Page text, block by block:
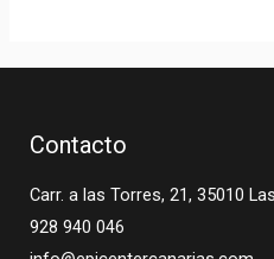
Contacto
Carr. a las Torres, 21, 35010
928 940 046